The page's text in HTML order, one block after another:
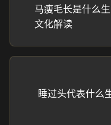
马瘦毛长是什么
文化解读
睡过头代表什么